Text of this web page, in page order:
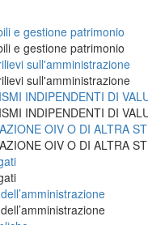
e gestione patrimonio
e gestione patrimonio
sull'amministrazione
sull'amministrazione
INDIPENDENTI DI
INDIPENDENTI DI
OIV O DI ALTRA
OIV O DI ALTRA